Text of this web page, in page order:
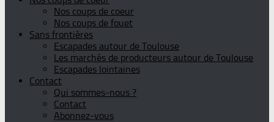
Nos coups de coeur
Nos coups de fouet
Sans frontières
Escapades autour de Toulouse
Les marchés de producteurs autour de Toulouse
Escapades lointaines
Contact
Qui sommes-nous ?
Contact
Abonnez-vous